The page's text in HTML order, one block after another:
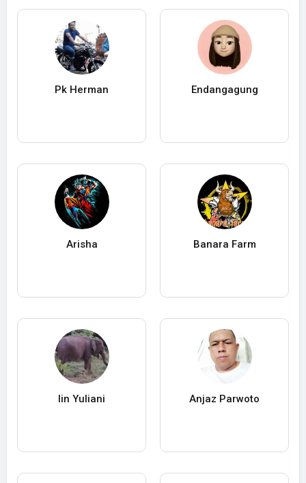
Pk Herman Endangagung
Arisha Banara Farm
Iin Yuliani Anjaz Parwoto